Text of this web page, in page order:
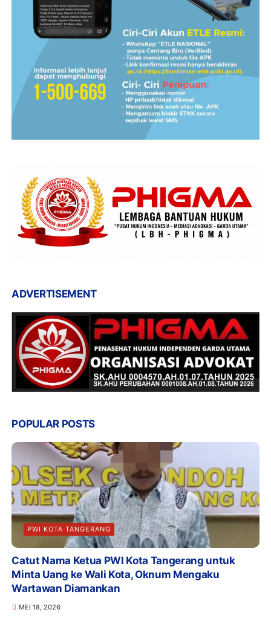
ADVERTISEMENT
POPULAR POSTS
PWI KOTA TANGERANG
Catut Nama Ketua PWI Kota Tangerang untuk
Minta Uang ke Wali Kota, Oknum Mengaku
Wartawan Diamankan
MEI 18, 2026